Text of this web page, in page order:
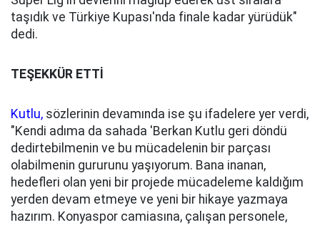
taşıdık ve Türkiye Kupası'nda finale kadar yürüdük"
dedi.
TEŞEKKÜR ETTİ
Kutlu, sözlerinin devamında ise şu ifadelere yer verdi,
"Kendi adıma da sahada 'Berkan Kutlu geri döndü
dedirtebilmenin ve bu mücadelenin bir parçası
olabilmenin gururunu yaşıyorum. Bana inanan,
hedefleri olan yeni bir projede mücadeleme kaldığım
yerden devam etmeye ve yeni bir hikaye yazmaya
hazırım. Konyaspor camiasına, çalışan personele,